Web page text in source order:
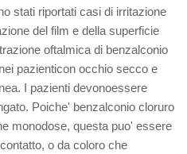
stati riportati casi di irritazione
del film e della superficie
oftalmica di benzalconio
pazienticon occhio secco e
I pazienti devonoessere
Poiche' benzalconio cloruro
monodose, questa puo' essere
o da coloro che